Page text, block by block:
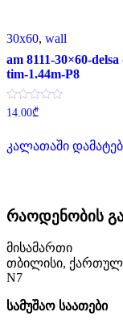
30x60, wall
am 8111-30×60-
tim-1.44m-P8
შეფასება
0
5-
დან
14.00₾
კალათაში
რაოდენობის
მისამართი
თბილისი, ქართულ
N7
სამუშაო საათები